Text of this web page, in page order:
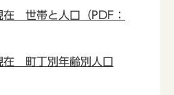
世帯と人口（PDF：
町丁別年齢別人口